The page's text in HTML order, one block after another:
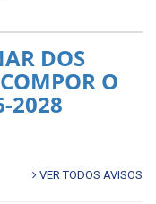
DOS
O
2028
VER TODOS AVISOS